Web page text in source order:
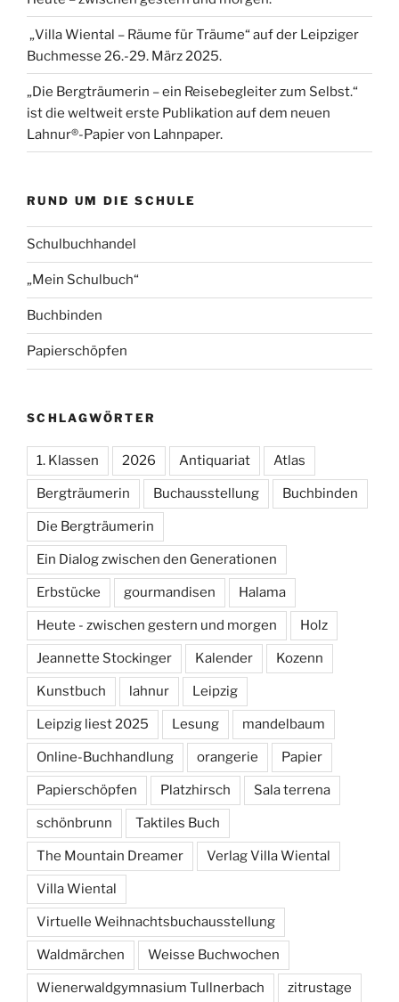
„Villa Wiental – Räume für Träume“ auf der Leipziger
Buchmesse 26.-29. März 2025.
„Die Bergträumerin – ein Reisebegleiter zum Selbst.“
ist die weltweit erste Publikation auf dem neuen
Lahnur®-Papier von Lahnpaper.
RUND UM DIE SCHULE
Schulbuchhandel
„Mein Schulbuch“
Buchbinden
Papierschöpfen
SCHLAGWÖRTER
1. Klassen 2026 Antiquariat Atlas
Bergträumerin Buchausstellung Buchbinden
Die Bergträumerin
Ein Dialog zwischen den Generationen
Erbstücke gourmandisen Halama
Heute - zwischen gestern und morgen Holz
Jeannette Stockinger Kalender Kozenn
Kunstbuch lahnur Leipzig
Leipzig liest 2025 Lesung mandelbaum
Online-Buchhandlung orangerie Papier
Papierschöpfen Platzhirsch Sala terrena
schönbrunn Taktiles Buch
The Mountain Dreamer Verlag Villa Wiental
Villa Wiental
Virtuelle Weihnachtsbuchausstellung
Waldmärchen Weisse Buchwochen
Wienerwaldgymnasium Tullnerbach zitrustage